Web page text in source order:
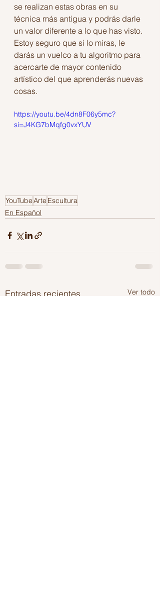
se realizan estas obras en su
técnica más antigua y podrás darle
un valor diferente a lo que has visto.
Estoy seguro que si lo miras, le
darás un vuelco a tu algoritmo para
acercarte de mayor contenido
artístico del que aprenderás nuevas
cosas.
https://youtu.be/4dn8F06y5mc?
si=J4KG7bMqfg0vxYUV
YouTubeArte Escultura
En Español
Entradas recientes Ver todo